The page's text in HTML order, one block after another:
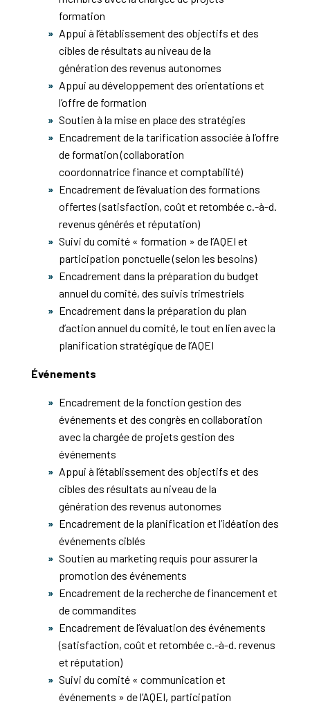
formation
Appui à l’établissement des objectifs et des
cibles de résultats au niveau de la
génération des revenus autonomes
Appui au développement des orientations et
l’offre de formation
Soutien à la mise en place des stratégies
Encadrement de la tarification associée à l’offre
de formation (collaboration
coordonnatrice finance et comptabilité)
Encadrement de l’évaluation des formations
offertes (satisfaction, coût et retombée c.-à-d.
revenus générés et réputation)
Suivi du comité « formation » de l’AQEI et
participation ponctuelle (selon les besoins)
Encadrement dans la préparation du budget
annuel du comité, des suivis trimestriels
Encadrement dans la préparation du plan
d’action annuel du comité, le tout en lien avec la
planification stratégique de l’AQEI
Événements
Encadrement de la fonction gestion des
événements et des congrès en collaboration
avec la chargée de projets gestion des
événements
Appui à l’établissement des objectifs et des
cibles des résultats au niveau de la
génération des revenus autonomes
Encadrement de la planification et l’idéation des
événements ciblés
Soutien au marketing requis pour assurer la
promotion des événements
Encadrement de la recherche de financement et
de commandites
Encadrement de l’évaluation des événements
(satisfaction, coût et retombée c.-à-d. revenus
et réputation)
Suivi du comité « communication et
événements » de l’AQEI, participation